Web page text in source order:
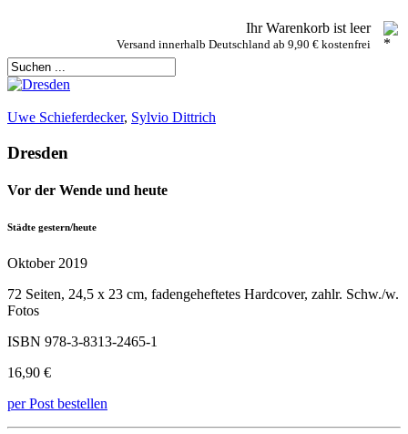
Ihr Warenkorb ist leer
Versand innerhalb Deutschland ab 9,90 € kostenfrei
Uwe Schieferdecker, Sylvio Dittrich
Dresden
Vor der Wende und heute
Städte gestern/heute
Oktober 2019
72 Seiten, 24,5 x 23 cm, fadengeheftetes Hardcover, zahlr. Schw./w.
Fotos
ISBN 978-3-8313-2465-1
16,90 €
per Post bestellen